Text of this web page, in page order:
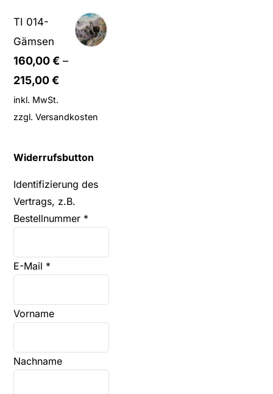
TI 014-
Gämsen
160,00€ –
215,00€
inkl. MwSt.
zzgl.Versandkosten
Widerrufsbutton
Identifizierung des
Vertrags, z.B.
Bestellnummer *
E-Mail *
E-
(wiederholen)
Vorname
Nachname